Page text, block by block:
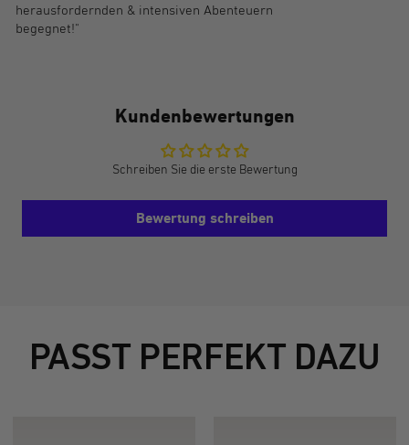
herausfordernden & intensiven Abenteuern
begegnet!"
Kundenbewertungen
Schreiben Sie die erste Bewertung
Bewertung schreiben
PASST PERFEKT DAZU